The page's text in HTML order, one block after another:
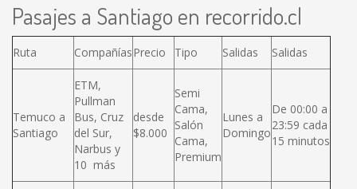
Pasajes a Santiago en recorrido.cl
Ruta CompañíasPrecio Tipo Salidas Salidas
Temuco a
Santiago
ETM,
Pullman
Bus, Cruz
del Sur,
Narbus y
10 más
desde
$8.000
Semi
Cama,
Salón
Cama,
Premium
Lunes a
Domingo
De 00:00 a
23:59 cada
15 minutos